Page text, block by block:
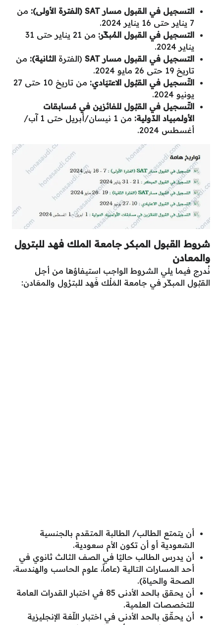
التسجيل في القبول مسار SAT (الفترة الأولى): من
7 يناير حتى 16 يناير 2024.
التسجيل في القبول المُبكّر:
من 21 يناير حتى 31
يناير 2024.
التسجيل في القبول مسار SAT (الفترة الثانية): من
تاريخ 19 حتى 26 مايو 2024.
التّسجيل في القبُول الاعتيَادي:
من تاريخ 10 حتى 27
يونيو 2024.
التّسجيل في القبُول للفائزين في مُسابقات
الأولمبياد الدّولية:
من 1 نيسان/أبريل حتى 1 آب/
أغسطس 2024.
شروط القبول المبكر جامعة الملك فهد للبترول
والمعادن
نُدرج فيما يلي الشروط الواجب استيفاؤها من أجل
القبُول المبكّر في جامعة المَلْك فَهد للبترُول والمعَادن:
أن يتمتع الطالب/ الطالبة المتقدم بالجنسية
السّعودية أو أن تكون الأم سعودية.
أن يدرس الطالب حاليًا في الصف الثالث ثانوي في
أحد المسارات التالية (عاماً، علوم الحاسب والهندسة،
الصحة والحياة).
أن يحقق بالحد الأدنى 85 في اختبار القدرات العامة
للتخصصات العلمية.
أن يحقّق بالحد الأدنى في اختبار اللّغة الإنجليزية